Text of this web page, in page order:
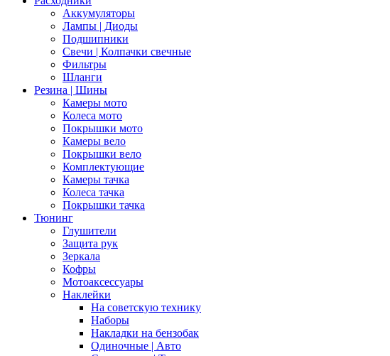
Аккумуляторы
Лампы | Диоды
Подшипники
Свечи | Колпачки свечные
Фильтры
Шланги
Резина | Шины
Камеры мото
Колеса мото
Покрышки мото
Камеры вело
Покрышки вело
Комплектующие
Камеры тачка
Колеса тачка
Покрышки тачка
Тюнинг
Глушители
Защита рук
Зеркала
Кофры
Мотоаксессуары
Наклейки
На советскую технику
Наборы
Накладки на бензобак
Одиночные | Авто